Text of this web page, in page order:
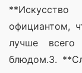
официантом,
лучше
блюдом.3.